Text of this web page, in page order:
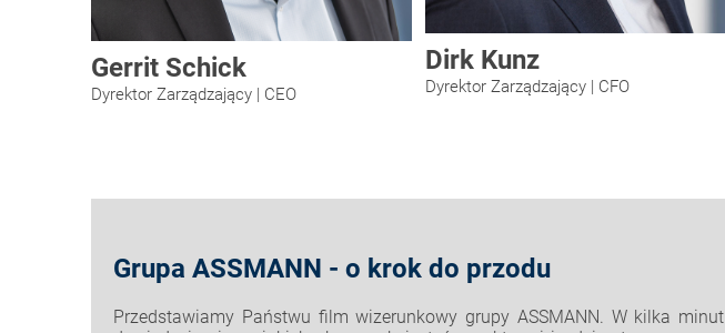
Gerrit Schick
Dyrektor Zarządzający | CEO
Dirk Kunz
Dyrektor Zarządzający | CFO
Grupa ASSMANN - o krok do przodu
Przedstawiamy Państwu film wizerunkowy grupy ASSMANN. W kilka minut